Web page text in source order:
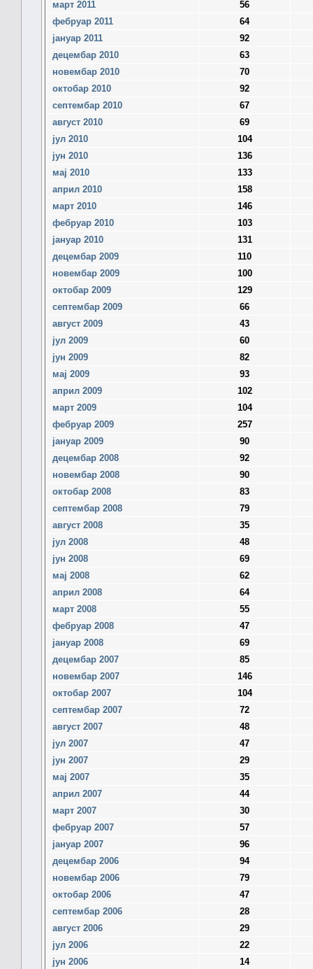
март 2011
56
фебруар 2011
64
јануар 2011
92
децембар 2010
63
новембар 2010
70
октобар 2010
92
септембар 2010
67
август 2010
69
јул 2010
104
јун 2010
136
мај 2010
133
април 2010
158
март 2010
146
фебруар 2010
103
јануар 2010
131
децембар 2009
110
новембар 2009
100
октобар 2009
129
септембар 2009
66
август 2009
43
јул 2009
60
јун 2009
82
мај 2009
93
април 2009
102
март 2009
104
фебруар 2009
257
јануар 2009
90
децембар 2008
92
новембар 2008
90
октобар 2008
83
септембар 2008
79
август 2008
35
јул 2008
48
јун 2008
69
мај 2008
62
април 2008
64
март 2008
55
фебруар 2008
47
јануар 2008
69
децембар 2007
85
новембар 2007
146
октобар 2007
104
септембар 2007
72
август 2007
48
јул 2007
47
јун 2007
29
мај 2007
35
април 2007
44
март 2007
30
фебруар 2007
57
јануар 2007
96
децембар 2006
94
новембар 2006
79
октобар 2006
47
септембар 2006
28
август 2006
29
јул 2006
22
јун 2006
14